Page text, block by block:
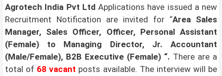
Agrotech India Pvt Ltd Applications have issued a new
Recruitment Notification are invited for “Area Sales
Manager, Sales Officer, Officer, Personal Assistant
(Female) to Managing Director, Jr. Accountant
(Male/Female), B2B Executive (Female) “. There are a
total of 68 vacant posts available. The interview will be